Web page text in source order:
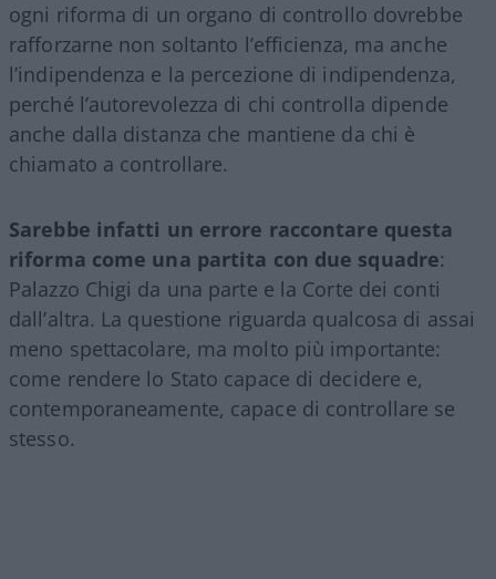
ogni riforma di un organo di controllo dovrebbe
rafforzarne non soltanto l’efficienza, ma anche
l’indipendenza e la percezione di indipendenza,
perché l’autorevolezza di chi controlla dipende
anche dalla distanza che mantiene da chi è
chiamato a controllare.
Sarebbe infatti un errore raccontare questa
riforma come una partita con due squadre:
Palazzo Chigi da una parte e la Corte dei conti
dall’altra. La questione riguarda qualcosa di assai
meno spettacolare, ma molto più importante:
come rendere lo Stato capace di decidere e,
contemporaneamente, capace di controllare se
stesso.